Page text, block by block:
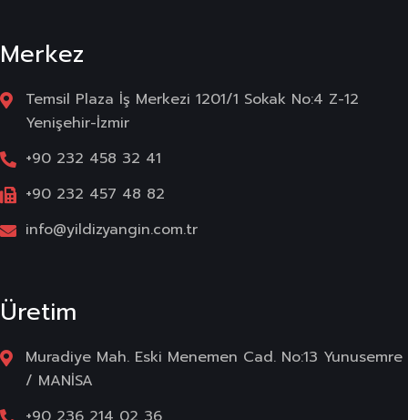
Merkez
Temsil Plaza İş Merkezi 1201/1 Sokak No:4 Z-12
Yenişehir-İzmir
+90 232 458 32 41
+90 232 457 48 82
info@yildizyangin.com.tr
Üretim
Muradiye Mah. Eski Menemen Cad. No:13 Yunusemre
/ MANİSA